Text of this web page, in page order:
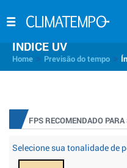
INDICE UV
Home Previsão do tempo
FPS RECOMENDADO PARA
Selecione sua tonalidade de